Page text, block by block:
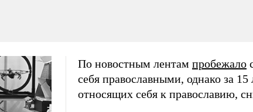
По новостным лентам пробежало
себя православными, однако за
относящих себя к православию,